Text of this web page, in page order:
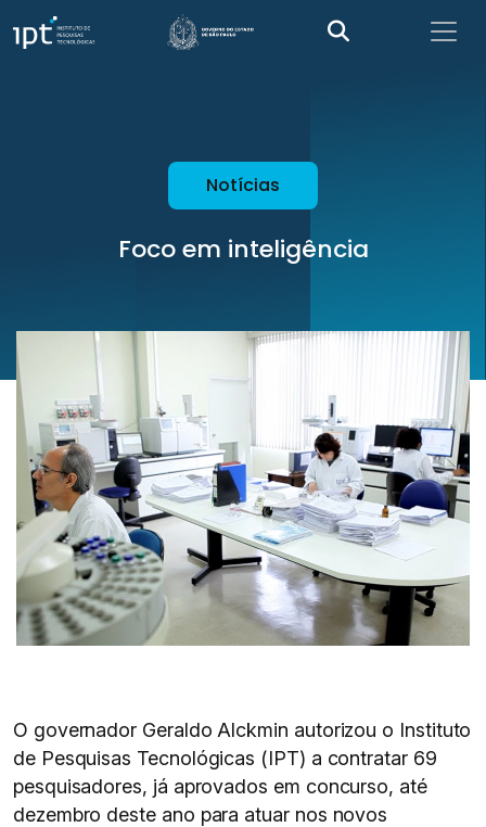
Notícias
Foco em inteligência
O governador Geraldo Alckmin autorizou o Instituto
de Pesquisas Tecnológicas (IPT) a contratar 69
pesquisadores, já aprovados em concurso, até
dezembro deste ano para atuar nos novos